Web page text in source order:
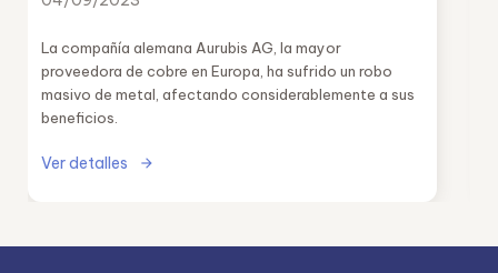
La compañía alemana Aurubis AG, la mayor
proveedora de cobre en Europa, ha sufrido un robo
masivo de metal, afectando considerablemente a sus
beneficios.
Ver detalles